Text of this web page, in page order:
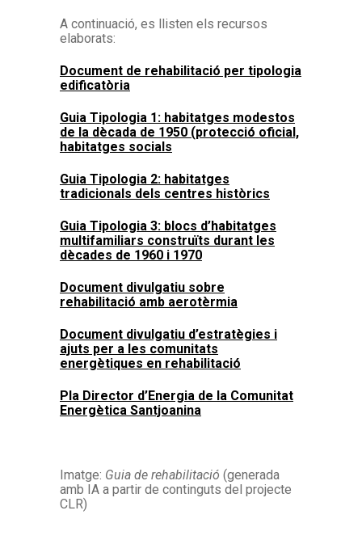
A continuació, es llisten els recursos
elaborats:
Document de rehabilitació per tipologia
edificatòria
Guia Tipologia 1: habitatges modestos
de la dècada de 1950 (protecció oficial,
habitatges socials
Guia Tipologia 2: habitatges
tradicionals dels centres històrics
Guia Tipologia 3: blocs d’habitatges
multifamiliars construïts durant les
dècades de 1960 i 1970
Document divulgatiu sobre
rehabilitació amb aerotèrmia
Document divulgatiu d’estratègies i
ajuts per a les comunitats
energètiques en rehabilitació
Pla Director d’Energia de la Comunitat
Energètica Santjoanina
Imatge: Guia de rehabilitació (generada
amb IA a partir de continguts del projecte
CLR)